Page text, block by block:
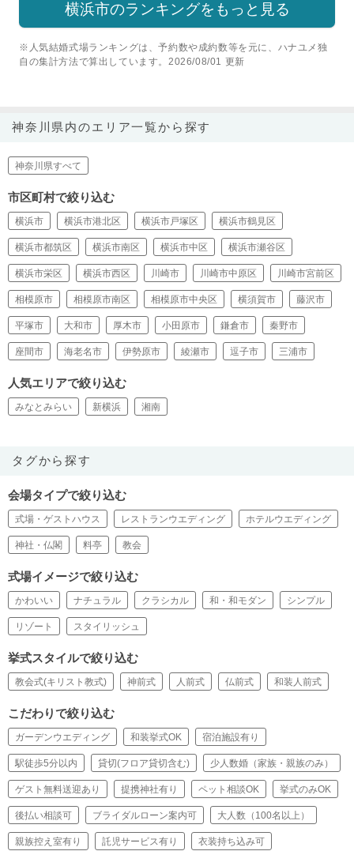
横浜市のランキングをもっと見る
※人気結婚式場ランキングは、予約数や成約数等を元に、ハナユメ独
自の集計方法で算出しています。2026/08/01 更新
神奈川県内のエリア一覧から探す
神奈川県すべて
市区町村で絞り込む
横浜市 横浜市港北区 横浜市戸塚区 横浜市鶴見区
横浜市都筑区 横浜市南区 横浜市中区 横浜市瀬谷区
横浜市栄区 横浜市西区 川崎市 川崎市中原区 川崎市宮前区
相模原市 相模原市南区 相模原市中央区 横須賀市 藤沢市
平塚市 大和市 厚木市 小田原市 鎌倉市 秦野市
座間市 海老名市 伊勢原市 綾瀬市 逗子市 三浦市
人気エリアで絞り込む
みなとみらい 新横浜 湘南
タグから探す
会場タイプで絞り込む
式場・ゲストハウス レストランウエディング ホテルウエディング
神社・仏閣 料亭 教会
式場イメージで絞り込む
かわいい ナチュラル クラシカル 和・和モダン シンプル
リゾート スタイリッシュ
挙式スタイルで絞り込む
教会式(キリスト教式) 神前式 人前式 仏前式 和装人前式
こだわりで絞り込む
ガーデンウエディング 和装挙式OK 宿泊施設有り
駅徒歩5分以内 貸切(フロア貸切含む) 少人数婚（家族・親族のみ）
ゲスト無料送迎あり 提携神社有り ペット相談OK 挙式のみOK
後払い相談可 ブライダルローン案内可 大人数（100名以上）
親族控え室有り 託児サービス有り 衣装持ち込み可